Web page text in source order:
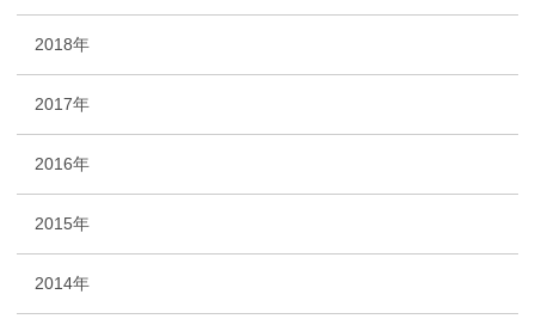
2018年
2017年
2016年
2015年
2014年